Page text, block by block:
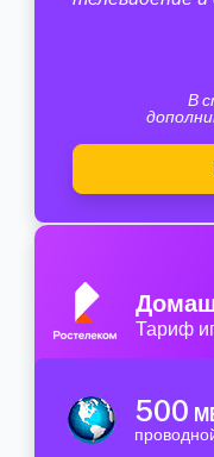
В
Тариф
500